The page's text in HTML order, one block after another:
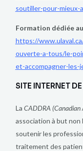
soutiller-pour-mieux-
Formation dédiée
https://
ouverte-a-tous/le-
et-accompagner-les-
SITE INTERNET
La CADDRA (Canadian
association à but non
soutenir les
traitement des